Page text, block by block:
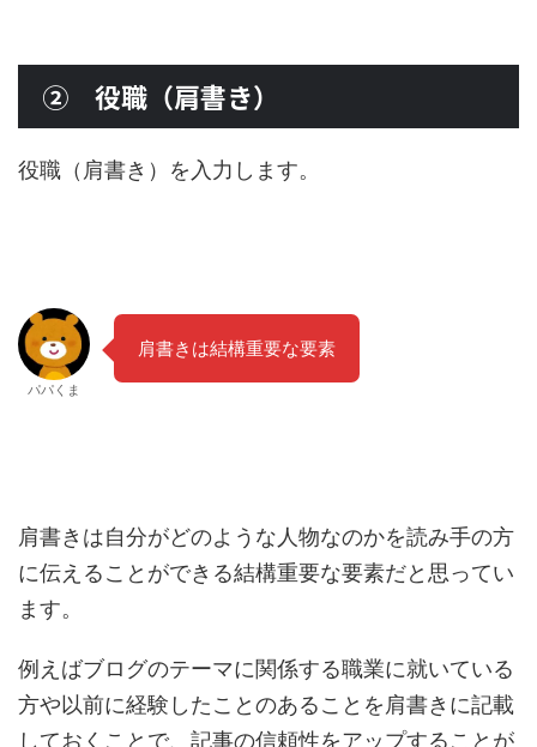
② 役職（肩書き）
役職（肩書き）を入力します。
パパくま
肩書きは結構重要な要素
肩書きは自分がどのような人物なのかを読み手の方
に伝えることができる結構重要な要素だと思ってい
ます。
例えばブログのテーマに関係する職業に就いている
方や以前に経験したことのあることを肩書きに記載
しておくことで、記事の信頼性をアップすることが